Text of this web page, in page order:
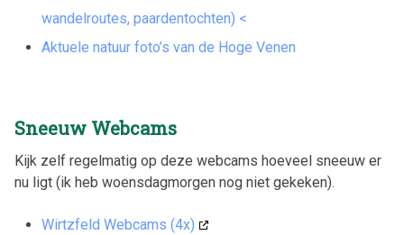
wandelroutes, paardentochten) <
Aktuele natuur foto’s van de Hoge Venen
Sneeuw Webcams
Kijk zelf regelmatig op deze webcams hoeveel sneeuw er
nu ligt (ik heb woensdagmorgen nog niet gekeken).
Wirtzfeld Webcams (4x)